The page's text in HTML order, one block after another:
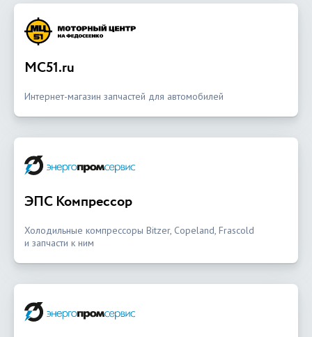
MC51.ru
Интернет-магазин запчастей для автомобилей
ЭПС Компрессор
Холодильные компрессоры Bitzer, Copeland, Frascold
и запчасти к ним